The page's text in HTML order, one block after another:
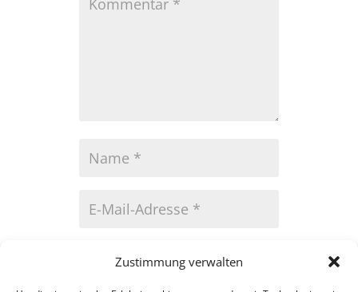
Zustimmung verwalten